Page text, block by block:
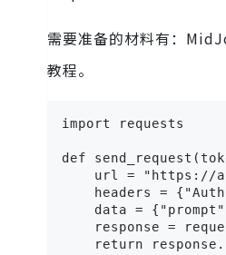
需要准备的材料有：
教程。
import requests
def
url = "https://
headers =
data =
response =
return